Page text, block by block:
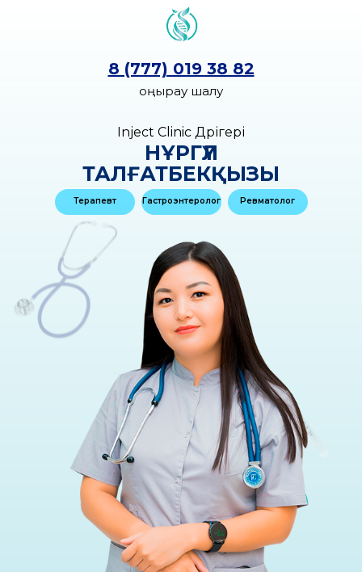
НҰРГҮЛ
ТАЛҒАТБЕКҚЫЗЫ
Inject Clinic Дәрігері
8 (777) 019 38 82
Қоңырау шалу
Терапевт Гастроэнтеролог Ревматолог